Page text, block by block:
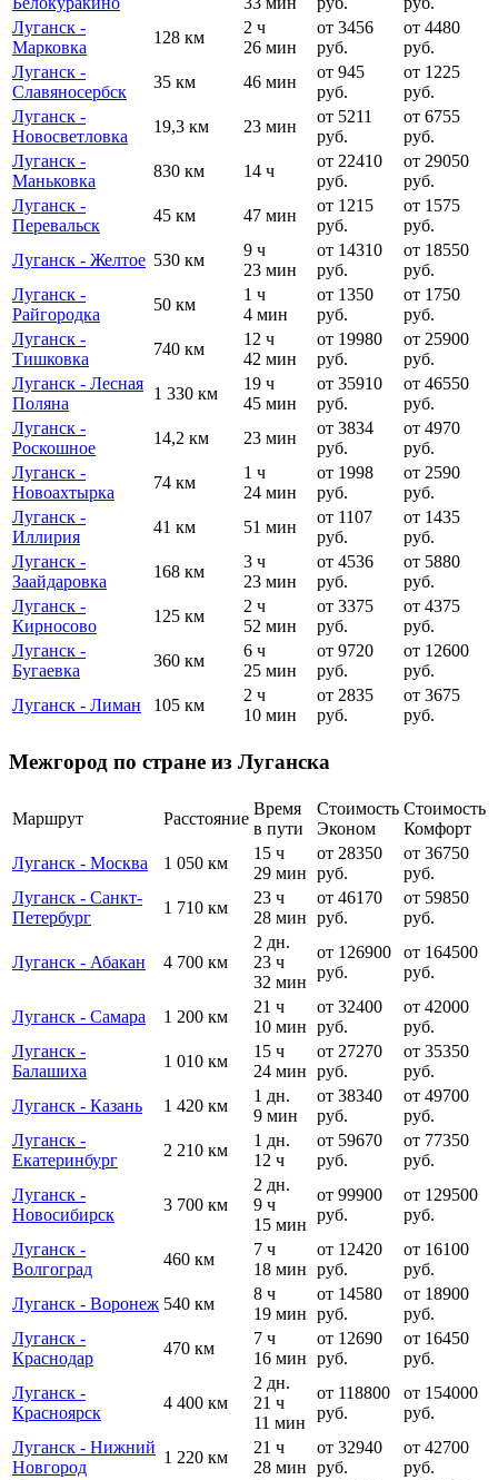
Луганск -
Марковка
128 км
2 ч
26 мин
от 3456
руб.
от 4480
руб.
Луганск -
Славяносербск
35 км 46 мин
от 945
руб.
от 1225
руб.
Луганск -
Новосветловка
19,3 км 23 мин
от 5211
руб.
от 6755
руб.
Луганск -
Маньковка
830 км 14 ч
от 22410
руб.
от 29050
руб.
Луганск -
Перевальск
45 км 47 мин
от 1215
руб.
от 1575
руб.
Луганск - Желтое 530 км
9 ч
23 мин
от 14310
руб.
от 18550
руб.
Луганск -
Райгородка
50 км
1 ч
4 мин
от 1350
руб.
от 1750
руб.
Луганск -
Тишковка
740 км
12 ч
42 мин
от 19980
руб.
от 25900
руб.
Луганск - Лесная
Поляна
1 330 км
19 ч
45 мин
от 35910
руб.
от 46550
руб.
Луганск -
Роскошное
14,2 км 23 мин
от 3834
руб.
от 4970
руб.
Луганск -
Новоахтырка
74 км
1 ч
24 мин
от 1998
руб.
от 2590
руб.
Луганск -
Иллирия
41 км 51 мин
от 1107
руб.
от 1435
руб.
Луганск -
Заайдаровка
168 км
3 ч
23 мин
от 4536
руб.
от 5880
руб.
Луганск -
Кирносово
125 км
2 ч
52 мин
от 3375
руб.
от 4375
руб.
Луганск -
Бугаевка
360 км
6 ч
25 мин
от 9720
руб.
от 12600
руб.
Луганск - Лиман
105 км
2 ч
10 мин
от 2835
руб.
от 3675
руб.
Межгород по стране из Луганска
Маршрут Расстояние
Время
в пути
Стоимость
Эконом
Стоимость
Комфорт
Луганск - Москва
1 050 км
15 ч
29 мин
от 28350
руб.
от 36750
руб.
Луганск - Санкт-
Петербург
1 710 км
23 ч
28 мин
от 46170
руб.
от 59850
руб.
Луганск - Абакан 4 700 км
2 дн.
23 ч
32 мин
от 126900
руб.
от 164500
руб.
Луганск - Самара 1 200 км
21 ч
10 мин
от 32400
руб.
от 42000
руб.
Луганск -
Балашиха
1 010 км
15 ч
24 мин
от 27270
руб.
от 35350
руб.
Луганск - Казань
1 420 км
1 дн.
9 мин
от 38340
руб.
от 49700
руб.
Луганск -
Екатеринбург
2 210 км
1 дн.
12 ч
от 59670
руб.
от 77350
руб.
Луганск -
Новосибирск
3 700 км
2 дн.
9 ч
15 мин
от 99900
руб.
от 129500
руб.
Луганск -
Волгоград
460 км
7 ч
18 мин
от 12420
руб.
от 16100
руб.
Луганск - Воронеж 540 км
8 ч
19 мин
от 14580
руб.
от 18900
руб.
Луганск -
Краснодар
470 км
7 ч
16 мин
от 12690
руб.
от 16450
руб.
Луганск -
Красноярск
4 400 км
2 дн.
21 ч
11 мин
от 118800
руб.
от 154000
руб.
Луганск - Нижний
Новгород
1 220 км
21 ч
28 мин
от 32940
руб.
от 42700
руб.